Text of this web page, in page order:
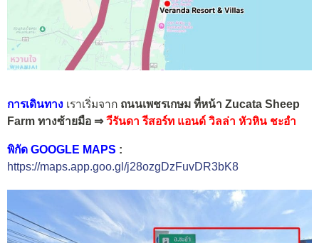
การเดินทาง เราเริ่มจาก ถนนเพชรเกษม ที่หน้า Zucata Sheep
Farm ทางซ้ายมือ ⇒วีรันดา รีสอร์ท แอนด์ วิลล่า หัวหิน ชะอำ
พิกัด GOOGLE MAPS :
https://maps.app.goo.gl/j28ozgDzFuvDR3bK8